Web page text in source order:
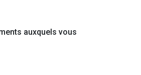
auxquels vous